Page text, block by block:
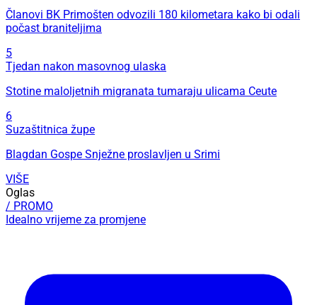
Članovi BK Primošten odvozili 180 kilometara kako bi odali
počast braniteljima
5
Tjedan nakon masovnog ulaska
Stotine maloljetnih migranata tumaraju ulicama Ceute
6
Suzaštitnica župe
Blagdan Gospe Snježne proslavljen u Srimi
VIŠE
Oglas
/ PROMO
Idealno vrijeme za promjene